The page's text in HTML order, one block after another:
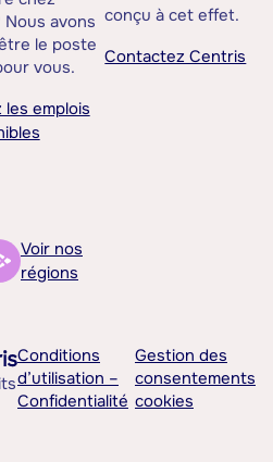
Nous avons
le poste
vous.
les emplois
conçu à cet effet.
Contactez Centris
Voir nos
régions
Conditions
d’utilisation –
Confidentialité
Gestion des
consentements
cookies